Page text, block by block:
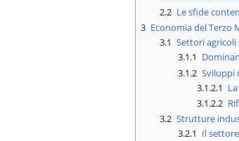
2.2 Le sfide
3 Economia del Terzo
3.1 Settori
3.1.1
3.1.2 Sviluppi
3.1.2.1
3.1.2.2
3.2 Strutture
3.2.1 Il